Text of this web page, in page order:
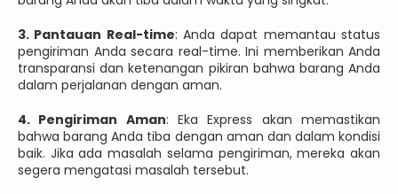
3. Pantauan Real-time: Anda dapat memantau status
pengiriman Anda secara real-time. Ini memberikan Anda
transparansi dan ketenangan pikiran bahwa barang Anda
dalam perjalanan dengan aman.
4. Pengiriman Aman: Eka Express akan memastikan
bahwa barang Anda tiba dengan aman dan dalam kondisi
baik. Jika ada masalah selama pengiriman, mereka akan
segera mengatasi masalah tersebut.